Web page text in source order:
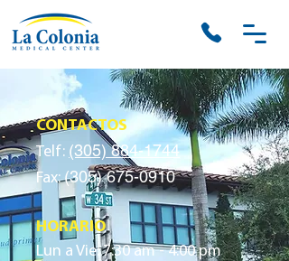
CONTACTOS
Telf: (305) 884-1744
Fax:(305) 675-0910
HORARIO
Lun a Vie: 7:30 am - 4:00 pm